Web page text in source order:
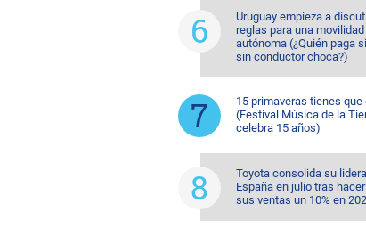
Uruguay empieza a
reglas para una movilidad
autónoma (¿Quién paga
sin conductor choca?)
15 primaveras tienes que
(Festival Música de la
celebra 15 años)
Toyota consolida su
España en julio tras
sus ventas un 10% en